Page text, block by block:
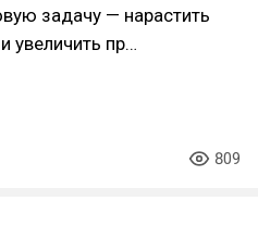
задачу — нарастить
увеличить пр…
809